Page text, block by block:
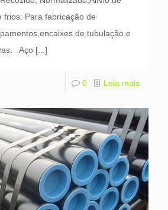
frios: Para fabricação de
de tubulação e
Aço [...]
0 Leia mais